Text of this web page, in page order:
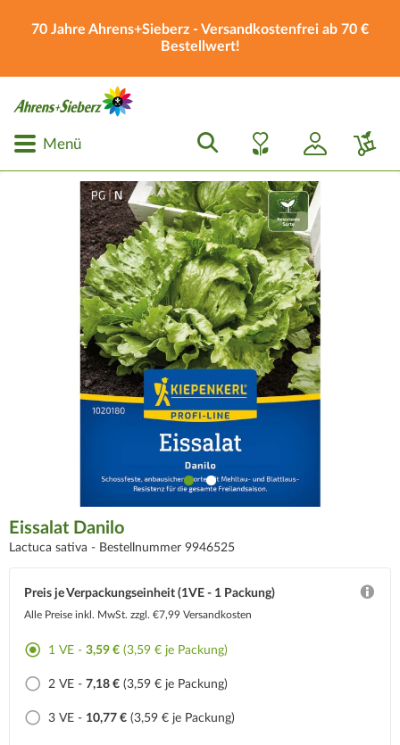
70 Jahre Ahrens+Sieberz - Versandkostenfrei ab 70 €
Bestellwert!
Menü
Eissalat Danilo
Lactuca sativa - Bestellnummer 9946525
Preis je Verpackungseinheit (1VE - 1 Packung)
Alle Preise inkl. MwSt. zzgl. €7,99 Versandkosten
1 VE - 3,59 € (3,59 € je Packung)
2 VE - 7,18 € (3,59 € je Packung)
3 VE - 10,77 € (3,59 € je Packung)